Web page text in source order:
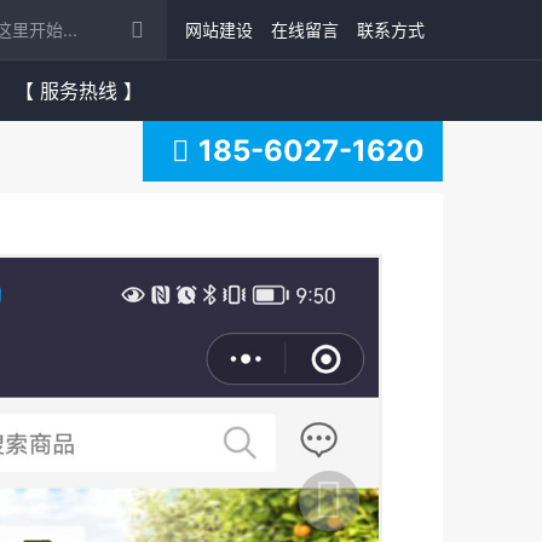
网站建设 在线留言 联系方式
【 服务热线 】
185-6027-1620